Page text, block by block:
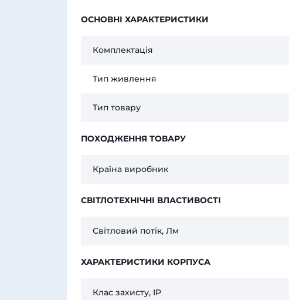
ОСНОВНІ ХАРАКТЕРИСТИКИ
Комплектація
Тип живлення
Тип товару
ПОХОДЖЕННЯ ТОВАРУ
Країна виробник
СВІТЛОТЕХНІЧНІ ВЛАСТИВОСТІ
Світловий потік, Лм
ХАРАКТЕРИСТИКИ КОРПУСА
Клас захисту, IP